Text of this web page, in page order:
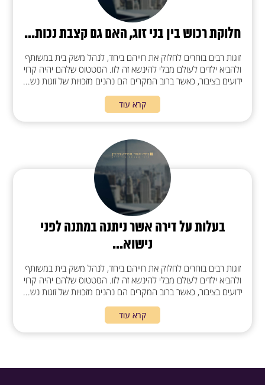
חלוקת רכוש בין בני זוג, האם גם קצבת נכות...
זוגות רבים בוחרים לחלוק את חייהם ביחד, לנהל משק בית במשותף
ולהביא ילדים לעולם מבלי להינשא זה לזו. הסטטוס שלהם יהיה קרוי
ידועים בציבור, כאשר ברוב המקרים הם נהנים מזכויות של זוגות נש...
קרא עוד
בעלות על דירה אשר ניתנה במתנה לפני
נישוא...
זוגות רבים בוחרים לחלוק את חייהם ביחד, לנהל משק בית במשותף
ולהביא ילדים לעולם מבלי להינשא זה לזו. הסטטוס שלהם יהיה קרוי
ידועים בציבור, כאשר ברוב המקרים הם נהנים מזכויות של זוגות נש...
קרא עוד